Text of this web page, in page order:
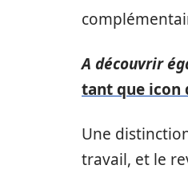
A découvrir
tant que icon
Une
travail, et le